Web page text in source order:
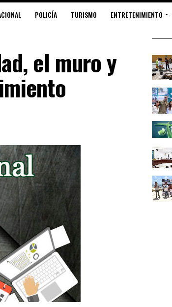
POLICÍA TURISMO ENTRETENIMIENTO
el muro y
MARA
IMPULSA
PUERTO